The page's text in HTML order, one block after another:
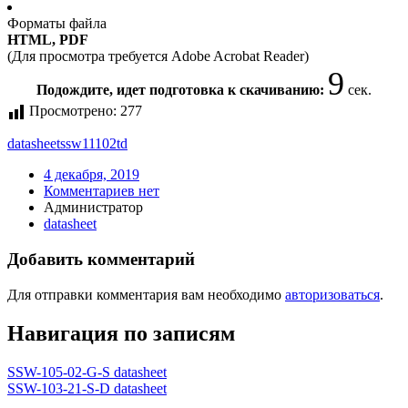
Форматы файла
HTML, PDF
(Для просмотра требуется Adobe Acrobat Reader)
Подождите, идет подготовка к скачиванию: 9 сек.
Просмотрено: 277
datasheetssw11102td
4 декабря, 2019
Комментариев нет
Администратор
datasheet
Добавить комментарий
Для отправки комментария вам необходимо авторизоваться.
Навигация по записям
SSW-105-02-G-S datasheet
SSW-103-21-S-D datasheet